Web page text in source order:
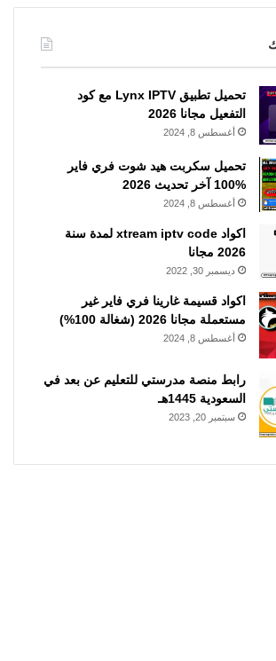
تحميل تطبيق Lynx IPTV مع كود
التفعيل مجانا 2026
أغسطس 8, 2024
تحميل سكربت هيد شوت فري فاير
%100 آخر تحديث 2026
أغسطس 8, 2024
اكواد xtream iptv code لمدة سنة
2026 مجانا
ديسمبر 30, 2022
اكواد قسيمة غارينا فري فاير غير
مستعملة مجانا 2026 (شغالة 100%)
أغسطس 8, 2024
رابط منصة مدرستي للتعليم عن بعد في
السعودية 1445هـ
سبتمبر 20, 2023